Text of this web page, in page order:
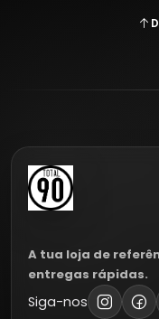
A tua loja de
entregas rápidas.
Siga-nos